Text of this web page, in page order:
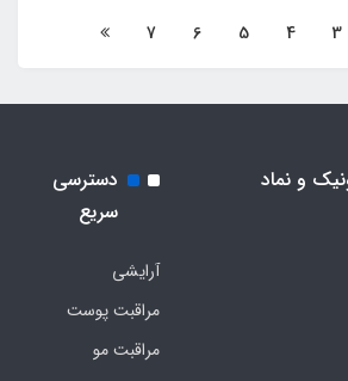
3
4
5
6
7
و نماد
دسترسی
سریع
آرایشی
مراقبت پوست
مراقبت مو